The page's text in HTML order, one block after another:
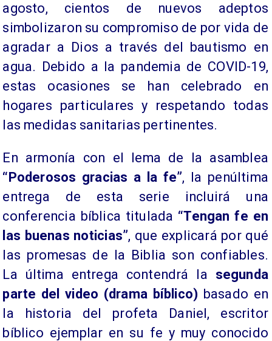
agosto, cientos de nuevos adeptos
simbolizaron su compromiso de por vida de
agradar a Dios a través del bautismo en
agua. Debido a la pandemia de COVID-19,
estas ocasiones se han celebrado en
hogares particulares y respetando todas
las medidas sanitarias pertinentes.
En armonía con el lema de la asamblea
“Poderosos gracias a la fe”, la penúltima
entrega de esta serie incluirá una
conferencia bíblica titulada “Tengan fe en
las buenas noticias”, que explicará por qué
las promesas de la Biblia son confiables.
La última entrega contendrá la segunda
parte del video (drama bíblico) basado en
la historia del profeta Daniel, escritor
bíblico ejemplar en su fe y muy conocido